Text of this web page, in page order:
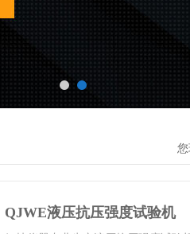
您
QJWE液压抗压强度试验机